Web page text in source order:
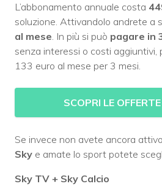
L’abbonamento annuale costa
soluzione. Attivandolo andrete a
al mese. In più si può pagare in
senza interessi o costi aggiuntivi,
133 euro al mese per 3 mesi.
SCOPRI LE
Se invece non avete ancora
Sky e amate lo sport potete
Sky TV + Sky Calcio